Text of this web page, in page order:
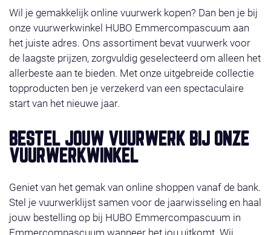
29, 30 of 31 december 2025. Wilt u liever bestellen in
de winkel, check dan even onze
contact
.Wij wensen
u veel shop plezier!
Wil je gemakkelijk online vuurwerk kopen? Dan ben je bij
onze vuurwerkwinkel HUBO Emmercompascuum aan
het juiste adres. Ons assortiment bevat vuurwerk voor
de laagste prijzen, zorgvuldig geselecteerd om alleen het
allerbeste aan te bieden. Met onze uitgebreide collectie
topproducten ben je verzekerd van een spectaculaire
start van het nieuwe jaar.
BESTEL JOUW VUURWERK BIJ ONZE
VUURWERKWINKEL
Geniet van het gemak van online shoppen vanaf de bank.
Stel je vuurwerklijst samen voor de jaarwisseling en haal
jouw bestelling op bij HUBO Emmercompascuum in
Emmercompascuum wanneer het jou uitkomt. Wij